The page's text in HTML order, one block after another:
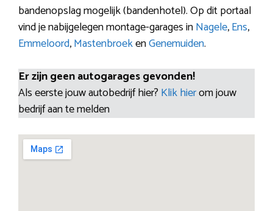
bandenopslag mogelijk (bandenhotel). Op dit portaal
vind je nabijgelegen montage-garages inNagele,Ens,
Emmeloord,MastenbroekenGenemuiden.
Er zijn geen autogarages gevonden!
Als eerste jouw autobedrijf hier? Klik hierom jouw
bedrijf aan te melden